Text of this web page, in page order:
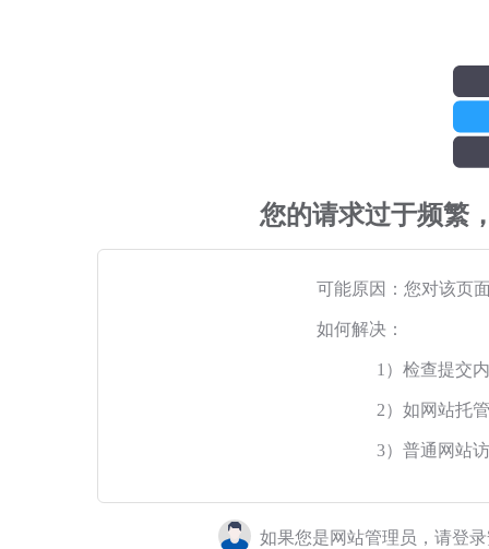
您的请求过于频繁
可能原因：您对该页
如何解决：
1）检查提交
2）如网站托
3）普通网站
如果您是网站管理员，请登